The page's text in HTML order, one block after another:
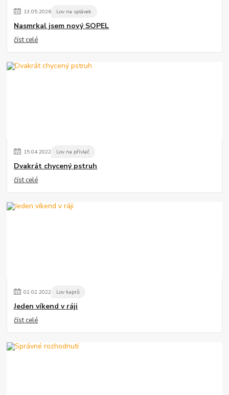
13.05.2026 Lov na splávek
Nasmrkal jsem nový SOPEL
číst celé
15.04.2022 Lov na přívlač
Dvakrát chycený pstruh
číst celé
02.02.2022 Lov kaprů
Jeden víkend v ráji
číst celé